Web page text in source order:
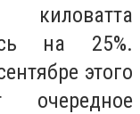
на 25%.
этого